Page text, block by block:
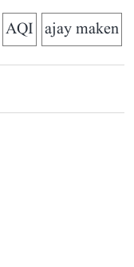
ajay maken
AQI